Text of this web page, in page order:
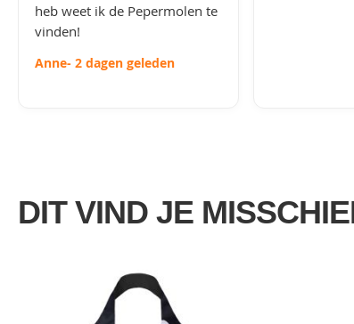
heb weet ik de Pepermolen te
vinden!
Anne- 2 dagen geleden
DIT VIND JE